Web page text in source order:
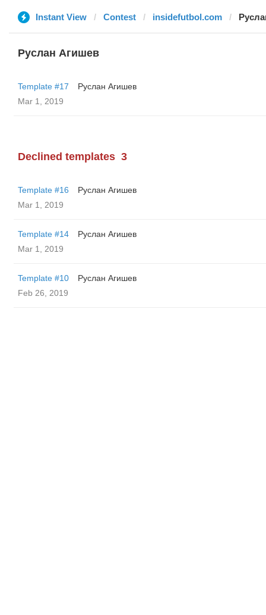
Instant View Contest insidefutbol.com
Руслан Агишев
Template #17
Руслан Агишев
Mar 1, 2019
Declined templates 3
Template #16
Руслан Агишев
Mar 1, 2019
Template #14
Руслан Агишев
Mar 1, 2019
Template #10
Руслан Агишев
Feb 26, 2019